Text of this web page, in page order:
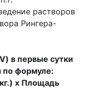
растворов
Рингера-
в первые сутки
по формуле:
х Площадь